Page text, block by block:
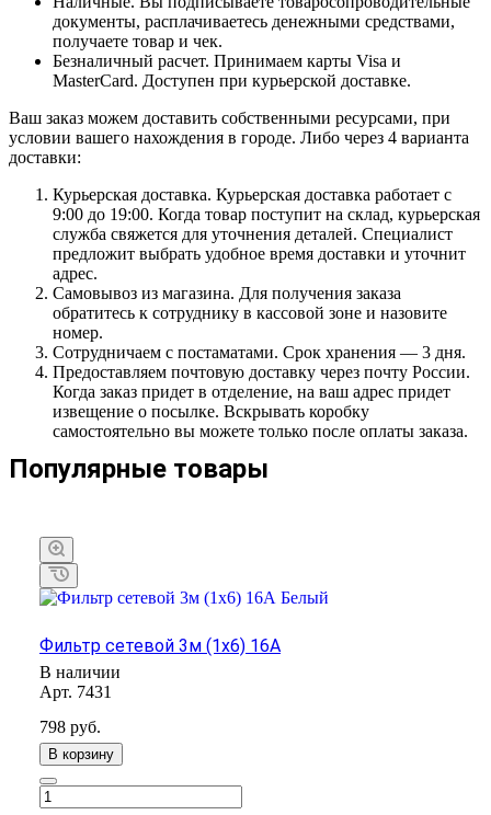
документы, расплачиваетесь денежными средствами,
получаете товар и чек.
Безналичный расчет. Принимаем карты Visa и
MasterCard. Доступен при курьерской доставке.
Ваш заказ можем доставить собственными ресурсами, при
условии вашего нахождения в городе. Либо через 4 варианта
доставки:
Курьерская доставка. Курьерская доставка работает с
9:00 до 19:00. Когда товар поступит на склад, курьерская
служба свяжется для уточнения деталей. Специалист
предложит выбрать удобное время доставки и уточнит
адрес.
Самовывоз из магазина. Для получения заказа
обратитесь к сотруднику в кассовой зоне и назовите
номер.
Сотрудничаем с постаматами. Срок хранения — 3 дня.
Предоставляем почтовую доставку через почту России.
Когда заказ придет в отделение, на ваш адрес придет
извещение о посылке. Вскрывать коробку
самостоятельно вы можете только после оплаты заказа.
Популярные товары
Фильтр сетевой 3м (1х6) 16А
В наличии
Арт. 7431
798 руб.
В корзину